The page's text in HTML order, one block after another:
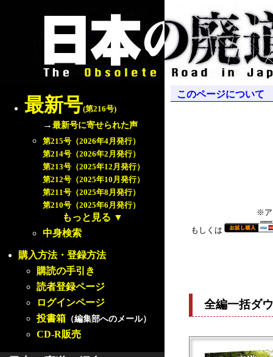
最新号(第216号)
→最新号に寄せられた声
第215号（2026年4月発行）
第214号（2026年2月発行）
第213号（2025年12月発行）
第212号（2025年10月発行）
第211号（2025年8月発行）
第210号（2025年6月発行）
もっと見る ▼
中身検索
購入方法・登録方法
購読の手引き
読者登録ページ
ログインページ
投書箱 （編集部へのメール）
CD-R販売
このページについて
※ア
もしくは
全編一括ダ